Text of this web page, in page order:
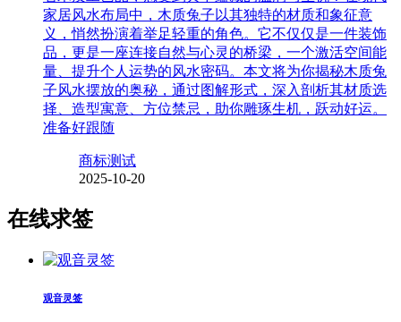
家居风水布局中，木质兔子以其独特的材质和象征意
义，悄然扮演着举足轻重的角色。它不仅仅是一件装饰
品，更是一座连接自然与心灵的桥梁，一个激活空间能
量、提升个人运势的风水密码。本文将为你揭秘木质兔
子风水摆放的奥秘，通过图解形式，深入剖析其材质选
择、造型寓意、方位禁忌，助你雕琢生机，跃动好运。
准备好跟随
商标测试
2025-10-20
在线求签
观音灵签